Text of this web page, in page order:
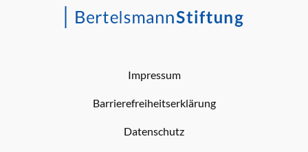
Impressum
Barrierefreiheitserklärung
Datenschutz